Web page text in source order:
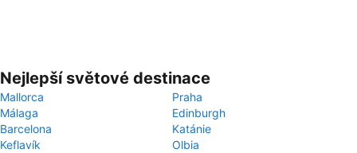
Nejlepší světové destinace
Mallorca
Praha
Málaga
Edinburgh
Barcelona
Katánie
Keflavík
Olbia